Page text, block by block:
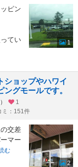
ピン
てい
1
ショップやハワイ
グモールです。
1
ミ：151件
交差
マー
む
2